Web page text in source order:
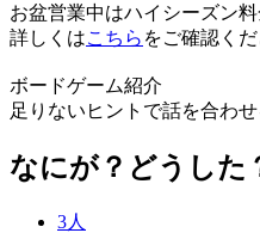
お盆営業中はハイシーズン
詳しくはこちら をご確認くだ
ボードゲーム紹介
足りないヒントで話を合わせ
なにが？どうした
3人